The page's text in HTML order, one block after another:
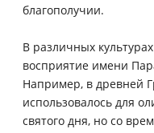
благополучии.
В различных
восприятие имени
Например, в древней
использовалось для
святого дня, но со